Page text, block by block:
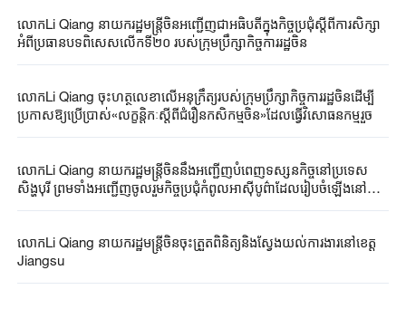
លោកLi Qiang នាយករដ្ឋមន្ត្រីចិនអញ្ជើញជាអធិបតីក្នុងកិច្ចប្រជុំស្តីពីការសិក្សា
អំពីប្រធានបទពិសេសលើកទី២០ របស់ក្រុមប្រឹក្សាកិច្ចការរដ្ឋចិន
លោកLi Qiang ចុះហត្ថលេខាលើអនុក្រឹត្យរបស់ក្រុមប្រឹក្សាកិច្ចការរដ្ឋចិនដើម្បី
លោកLi Qiang នាយករដ្ឋមន្ត្រីចិននឹងអញ្ជើញបំពេញទស្សនកិច្ចនៅប្រទេស
សិង្ហបុរី ព្រមទាំងអញ្ជើញចូលរួមកិច្ចប្រជុំកំពូលអាស៊ីបូព៌ាដែលរៀបចំឡើងនៅ
លោកLi Qiang នាយករដ្ឋមន្រ្តីចិនចុះត្រួតពិនិត្យនិងស្វែងយល់ការងារនៅខេត្ត
Jiangsu